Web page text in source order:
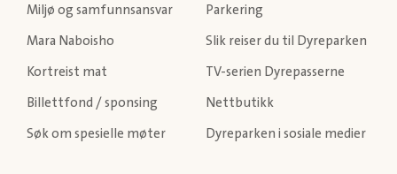
Miljø og samfunnsansvar
Mara Naboisho
Kortreist mat
Billettfond / sponsing
Søk om spesielle møter
Parkering
Slik reiser du til Dyreparken
TV-serien Dyrepasserne
Nettbutikk
Dyreparken i sosiale medier